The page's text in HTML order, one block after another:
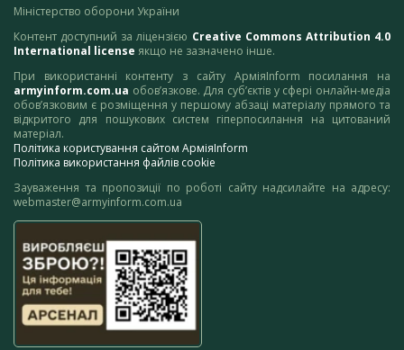
Міністерство оборони України
Контент доступний за ліцензією Creative Commons Attribution 4.0
International license якщо не зазначено інше.
При використанні контенту з сайту АрміяInform посилання на
armyinform.com.ua обов’язкове. Для суб’єктів у сфері онлайн-медіа
обов’язковим є розміщення у першому абзаці матеріалу прямого та
відкритого для пошукових систем гіперпосилання на цитований
матеріал.
Політика користування сайтом АрміяInform
Політика використання файлів cookie
Зауваження та пропозиції по роботі сайту надсилайте на адресу:
webmaster@armyinform.com.ua